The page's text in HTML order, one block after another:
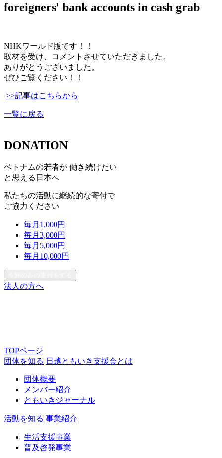
foreigners' bank accounts in cash grab
NHKワールド版です！！
取材を受け、コメントさせていただきました。
ありがとうございました。
ぜひご覧ください！！
>>記事はこちらから
一覧に戻る
DONATION
ベトナムの若者が 働き続けたい
と思える日本へ
私たちの活動に継続的な寄付で
ご協力ください
毎月 1,000円
毎月 3,000円
毎月 5,000円
毎月 10,000円
法人の方へ
TOPページ
団体を知る 日越ともいき支援会とは
団体概要
メンバー紹介
ともいきジャーナル
活動を知る 事業紹介
生活支援事業
普及啓発事業